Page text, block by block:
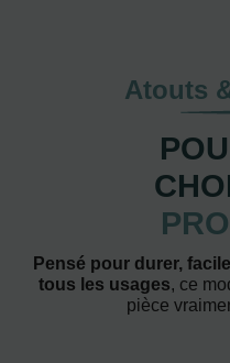
Atouts
Pensé pour durer,
tous les usages, ce
pièce